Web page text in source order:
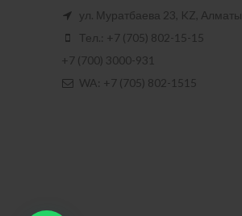
ул. Муратбаева 23, KZ, Алматы
Тел.: +7 (705) 802-15-15
+7 (700) 3000-931
WA: +7 (705) 802-1515